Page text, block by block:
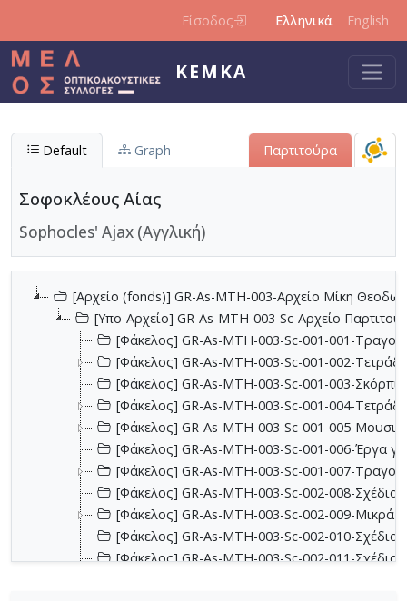
Είσοδος Ελληνικά English
ΚΕΜΚΑ
Default Graph Παρτιτούρα
Σοφοκλέους Αίας
Sophocles' Ajax (Αγγλική)
[Αρχείο (fonds)] GR-As-MTH-003-Αρχείο Μίκη
[Υπο-Αρχείο] GR-As-MTH-003-Sc-Αρχείο
[Φάκελος] GR-As-MTH-003-Sc-001-001-
[Φάκελος] GR-As-MTH-003-Sc-001-002-
[Φάκελος] GR-As-MTH-003-Sc-001-003-
[Φάκελος] GR-As-MTH-003-Sc-001-004-
[Φάκελος] GR-As-MTH-003-Sc-001-005-
[Φάκελος] GR-As-MTH-003-Sc-001-006-Έργα
[Φάκελος] GR-As-MTH-003-Sc-001-007-
[Φάκελος] GR-As-MTH-003-Sc-002-008-
[Φάκελος] GR-As-MTH-003-Sc-002-009-Μικρά
[Φάκελος] GR-As-MTH-003-Sc-002-010-
[Φάκελος] GR-As-MTH-003-Sc-002-011-